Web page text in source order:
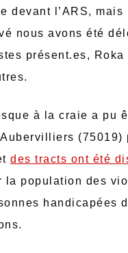
devant l’ARS, mais
nous avons été
présent.es, Roka
à la craie a pu
(75019)
des tracts ont été
la population des
handicapées